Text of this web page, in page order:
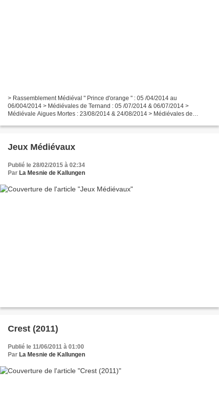
> Rassemblement Médiéval " Prince d'orange " : 05 /04/2014 au
06/004/2014 > Médiévales de Ternand : 05 /07/2014 & 06/07/2014 >
Médiévale Aigues Mortes : 23/08/2014 & 24/08/2014 > Médiévales de
Jeux Médiévaux
Publié le 28/02/2015 à 02:34
Par La Mesnie de Kallungen
Crest (2011)
Publié le 11/06/2011 à 01:00
Par La Mesnie de Kallungen